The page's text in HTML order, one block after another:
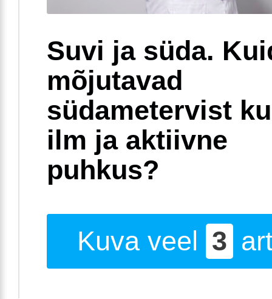
Suvi ja süda.
mõjutavad
südametervist
ilm ja aktiivne
puhkus?
Kuva veel 3